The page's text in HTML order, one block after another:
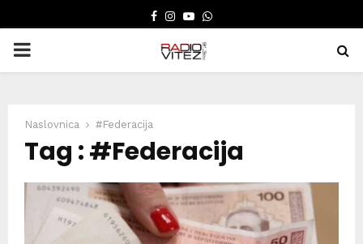
FACEBOOK
INSTAGRAM
YOUTUBE
WHATSAPP
PRIMARY
Naslovnica #Federacija
Tag : #Federacija